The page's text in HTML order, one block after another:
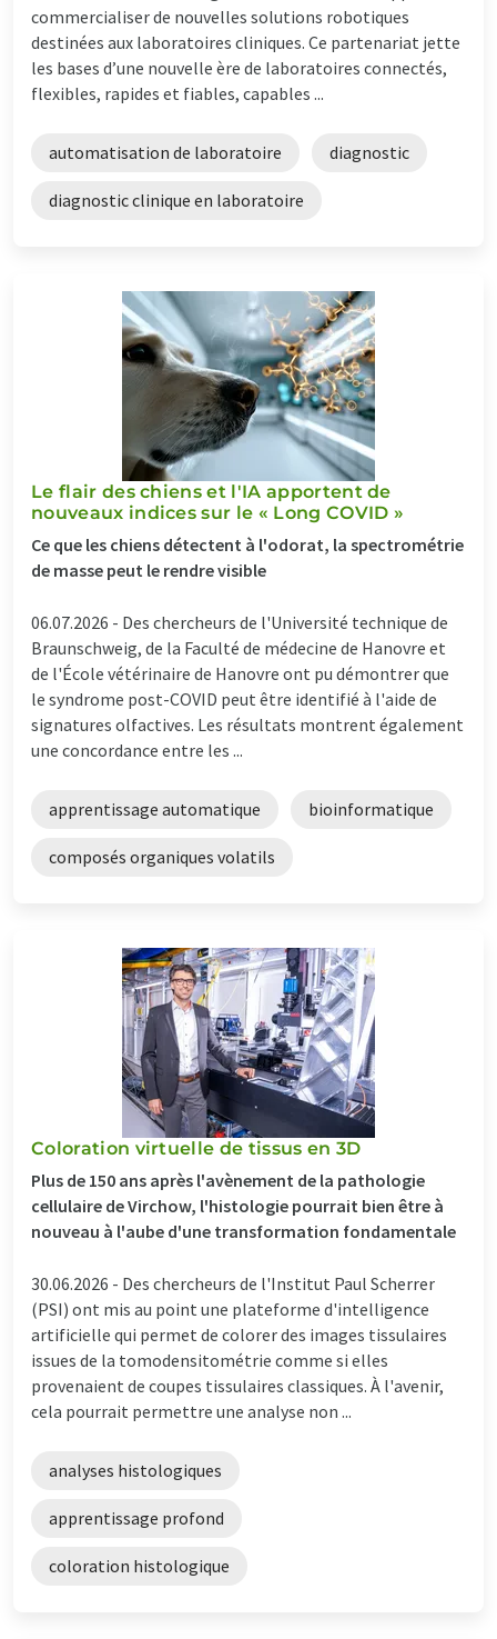
commercialiser de nouvelles solutions robotiques
destinées aux laboratoires cliniques. Ce partenariat jette
les bases d’une nouvelle ère de laboratoires connectés,
flexibles, rapides et fiables, capables ...
automatisation de laboratoire diagnostic
diagnostic clinique en laboratoire
Le flair des chiens et l'IA apportent de
nouveaux indices sur le « Long COVID »
Ce que les chiens détectent à l'odorat, la spectrométrie
de masse peut le rendre visible
06.07.2026 - Des chercheurs de l'Université technique de
Braunschweig, de la Faculté de médecine de Hanovre et
de l'École vétérinaire de Hanovre ont pu démontrer que
le syndrome post-COVID peut être identifié à l'aide de
signatures olfactives. Les résultats montrent également
une concordance entre les ...
apprentissage automatique bioinformatique
composés organiques volatils
Coloration virtuelle de tissus en 3D
Plus de 150 ans après l'avènement de la pathologie
cellulaire de Virchow, l'histologie pourrait bien être à
nouveau à l'aube d'une transformation fondamentale
30.06.2026 - Des chercheurs de l'Institut Paul Scherrer
(PSI) ont mis au point une plateforme d'intelligence
artificielle qui permet de colorer des images tissulaires
issues de la tomodensitométrie comme si elles
provenaient de coupes tissulaires classiques. À l'avenir,
cela pourrait permettre une analyse non ...
analyses histologiques
apprentissage profond
coloration histologique